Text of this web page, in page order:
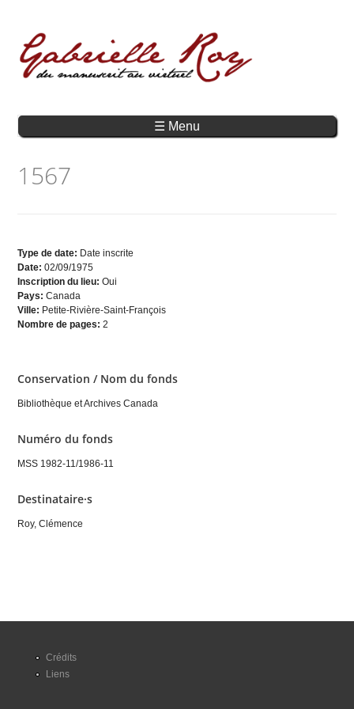
☰ Menu
1567
Type de date: Date inscrite
Date:02/09/1975
Inscription du lieu:Oui
Pays:Canada
Ville: Petite-Rivière-Saint-François
Nombre de pages:2
Conservation / Nom du fonds
Bibliothèque et Archives Canada
Numéro du fonds
MSS 1982-11/1986-11
Destinataire·s
Roy, Clémence
Crédits
Liens